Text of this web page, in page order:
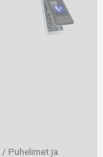
/ Puhelimet ja